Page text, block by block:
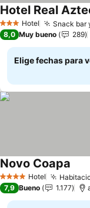
3 Estrellas
Hotel Snack bar
Hotel Real
8,0 Muy bueno 289
Elige fechas para
4 EstrellasHotel
Novo Coapa
7,9 Bueno 1.177